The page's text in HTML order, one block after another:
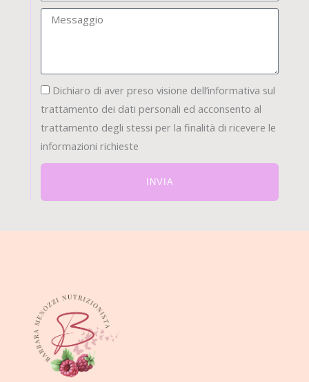
Messaggio
privacy1
Dichiaro di aver preso visione dell’informativa sul
trattamento dei dati personali ed acconsento al
trattamento degli stessi per la finalità di ricevere le
informazioni richieste
INVIA